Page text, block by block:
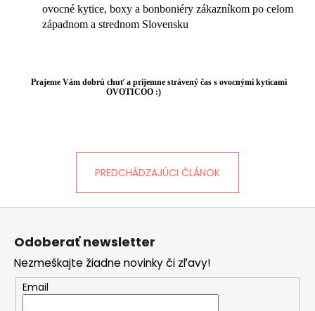
ovocné kytice, boxy a bonboniéry zákazníkom po celom
západnom a strednom Slovensku
Prajeme Vám dobrú chuť a príjemne strávený čas s ovocnými kyticami
OVOTICOO :)
PREDCHÁDZAJÚCI ČLÁNOK
Z
Odoberať newsletter
Nezmeškajte žiadne novinky či zľavy!
Email